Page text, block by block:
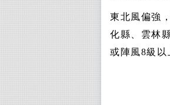
東北風偏強
化縣、雲林
或陣風8級